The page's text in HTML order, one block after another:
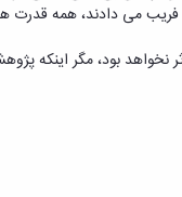
می دادند، همه قدرت ها
بود، مگر اینکه